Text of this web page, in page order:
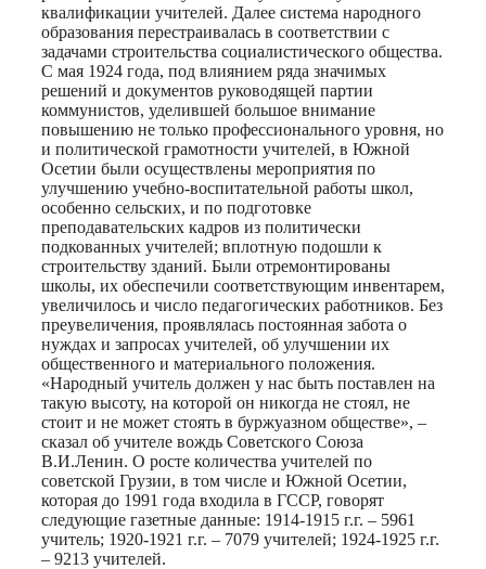
квалификации учителей. Далее система народного
образования перестраивалась в соответствии с
задачами строительства социалистического общества.
С мая 1924 года, под влиянием ряда значимых
решений и документов руководящей партии
коммунистов, уделившей большое внимание
повышению не только профессионального уровня, но
и политической грамотности учителей, в Южной
Осетии были осуществлены мероприятия по
улучшению учебно-воспитательной работы школ,
особенно сельских, и по подготовке
преподавательских кадров из политически
подкованных учителей; вплотную подошли к
строительству зданий. Были отремонтированы
школы, их обеспечили соответствующим инвентарем,
увеличилось и число педагогических работников. Без
преувеличения, проявлялась постоянная забота о
нуждах и запросах учителей, об улучшении их
общественного и материального положения.
«Народный учитель должен у нас быть поставлен на
такую высоту, на которой он никогда не стоял, не
стоит и не может стоять в буржуазном обществе», –
сказал об учителе вождь Советского Союза
В.И.Ленин. О росте количества учителей по
советской Грузии, в том числе и Южной Осетии,
которая до 1991 года входила в ГССР, говорят
следующие газетные данные: 1914-1915 г.г. – 5961
учитель; 1920-1921 г.г. – 7079 учителей; 1924-1925 г.г.
– 9213 учителей.